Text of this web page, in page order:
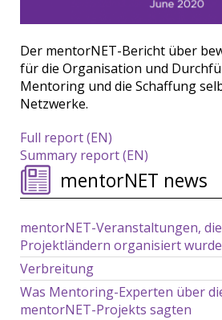
Der mentorNET-Bericht über
für die Organisation und
Mentoring und die Schaffung
Netzwerke.
Full report (EN)
Summary report (EN)
mentorNET news
mentorNET-Veranstaltungen,
Projektländern organisiert
Verbreitung
Was Mentoring-Experten über
mentorNET-Projekts sagten